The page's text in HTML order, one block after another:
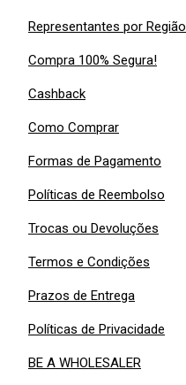
Representantes por Região
Compra 100% Segura!
Cashback
Como Comprar
Formas de Pagamento
Políticas de Reembolso
Trocas ou Devoluções
Termos e Condições
Prazos de Entrega
Políticas de Privacidade
BE A WHOLESALER